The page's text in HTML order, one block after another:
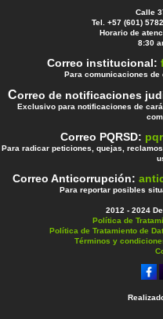
Calle
Tel. +57 (601)
Horario de
8:30
Correo institucional:
Para comunicaciones de
Correo de notificaciones
Exclusivo para notificaciones de
Correo PQRSD:
Para radicar peticiones, quejas,
Correo Anticorrupción:
Para reportar posibles
2012 - 2024
Política de
Política de Tratamiento de
Términos y